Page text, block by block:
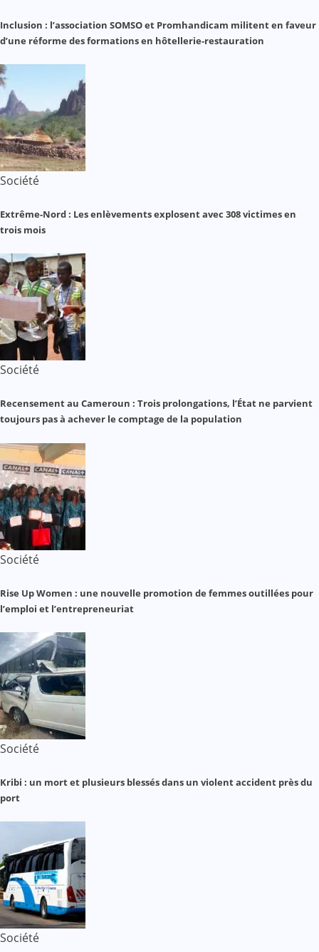
Inclusion : l’association SOMSO et Promhandicam militent en faveur
d’une réforme des formations en hôtellerie-restauration
Société
Extrême-Nord : Les enlèvements explosent avec 308 victimes en
trois mois
Société
Recensement au Cameroun : Trois prolongations, l’État ne parvient
toujours pas à achever le comptage de la population
Société
Rise Up Women : une nouvelle promotion de femmes outillées pour
l’emploi et l’entrepreneuriat
Société
Kribi : un mort et plusieurs blessés dans un violent accident près du
port
Société